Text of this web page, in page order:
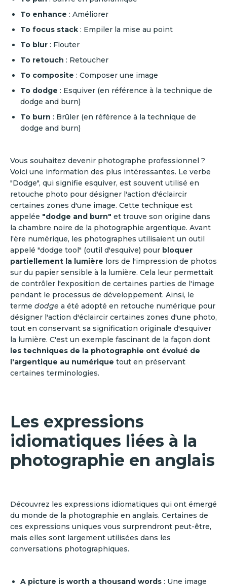
To enhance : Améliorer
To focus stack : Empiler la mise au point
To blur : Flouter
To retouch : Retoucher
To composite : Composer une image
To dodge : Esquiver (en référence à la technique de
dodge and burn)
To burn : Brûler (en référence à la technique de
dodge and burn)
Vous souhaitez devenir photographe professionnel ?
Voici une information des plus intéressantes. Le verbe
"Dodge", qui signifie esquiver, est souvent utilisé en
retouche photo pour désigner l'action d'éclaircir
certaines zones d'une image. Cette technique est
appelée "dodge and burn" et trouve son origine dans
la chambre noire de la photographie argentique. Avant
l'ère numérique, les photographes utilisaient un outil
appelé "dodge tool" (outil d'esquive) pour bloquer
partiellement la lumière lors de l'impression de photos
sur du papier sensible à la lumière. Cela leur permettait
de contrôler l'exposition de certaines parties de l'image
pendant le processus de développement. Ainsi, le
terme dodge a été adopté en retouche numérique pour
désigner l'action d'éclaircir certaines zones d'une photo,
tout en conservant sa signification originale d'esquiver
la lumière. C'est un exemple fascinant de la façon dont
les techniques de la photographie ont évolué de
l'argentique au numérique tout en préservant
certaines terminologies.
Les expressions
idiomatiques liées à la
photographie en anglais
Découvrez les expressions idiomatiques qui ont émergé
du monde de la photographie en anglais. Certaines de
ces expressions uniques vous surprendront peut-être,
mais elles sont largement utilisées dans les
conversations photographiques.
A picture is worth a thousand words : Une image